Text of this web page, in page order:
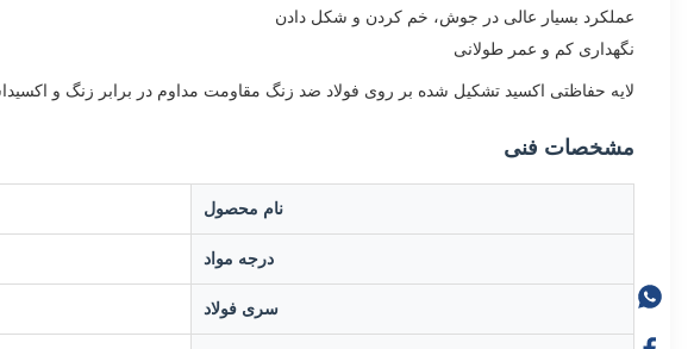
عملکرد بسیار عالی در جوش، خم کردن و شکل دادن
نگهداری کم و عمر طولانی
لایه حفاظتی اکسید تشکیل شده بر روی فولاد ضد زنگ مقاومت مداوم در برابر زنگ و
مشخصات فنی
نام محصول
درجه مواد
سری فولاد